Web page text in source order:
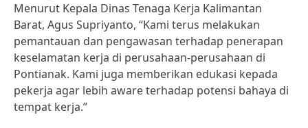
Menurut Kepala Dinas Tenaga Kerja Kalimantan
Barat, Agus Supriyanto, “Kami terus melakukan
pemantauan dan pengawasan terhadap penerapan
keselamatan kerja di perusahaan-perusahaan di
Pontianak. Kami juga memberikan edukasi kepada
pekerja agar lebih aware terhadap potensi bahaya di
tempat kerja.”